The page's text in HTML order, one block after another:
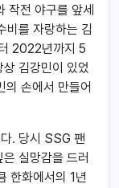
작전 야구를 앞세
비를 자랑하는 김
2022년까지 5
김강민이 있었
손에서 만들어
. 당시 SSG 팬
실망감을 드러
한화에서의 1년